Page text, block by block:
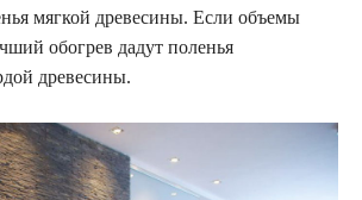
мягкой древесины. Если объемы
обогрев дадут поленья
древесины.